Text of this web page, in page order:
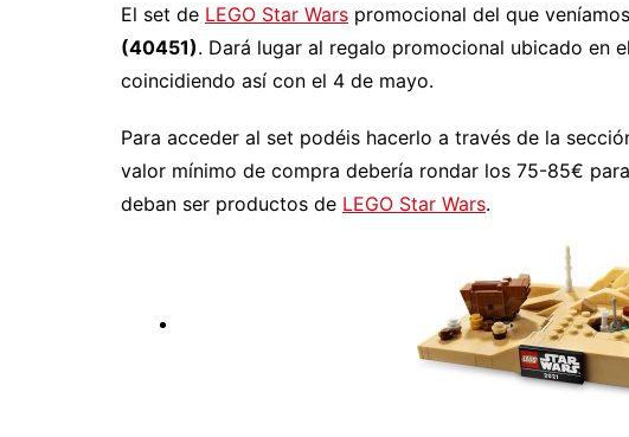
El set de LEGO Star Wars promocional del que
(40451). Dará lugar al regalo promocional ubicado en
coincidiendo así con el 4 de mayo.
Para acceder al set podéis hacerlo a través de la
valor mínimo de compra debería rondar los 75-85€
deban ser productos de LEGO Star Wars.